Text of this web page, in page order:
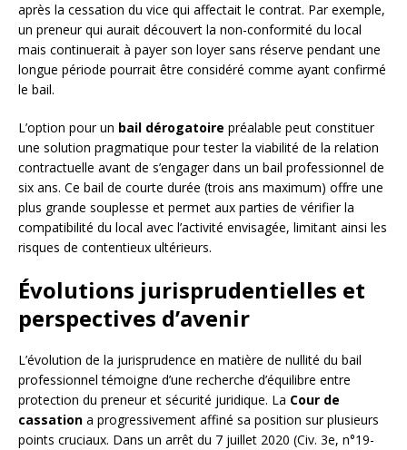
après la cessation du vice qui affectait le contrat. Par exemple,
un preneur qui aurait découvert la non-conformité du local
mais continuerait à payer son loyer sans réserve pendant une
longue période pourrait être considéré comme ayant confirmé
le bail.
L’option pour un bail dérogatoire préalable peut constituer
une solution pragmatique pour tester la viabilité de la relation
contractuelle avant de s’engager dans un bail professionnel de
six ans. Ce bail de courte durée (trois ans maximum) offre une
plus grande souplesse et permet aux parties de vérifier la
compatibilité du local avec l’activité envisagée, limitant ainsi les
risques de contentieux ultérieurs.
Évolutions jurisprudentielles et
perspectives d’avenir
L’évolution de la jurisprudence en matière de nullité du bail
professionnel témoigne d’une recherche d’équilibre entre
protection du preneur et sécurité juridique. La Cour de
cassation a progressivement affiné sa position sur plusieurs
points cruciaux. Dans un arrêt du 7 juillet 2020 (Civ. 3e, n°19-